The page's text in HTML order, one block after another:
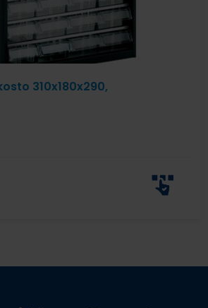
310x180x290,